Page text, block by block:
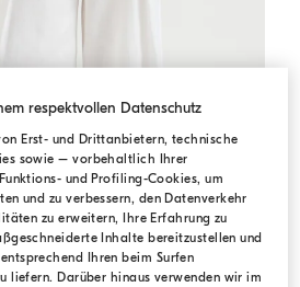
respektvollen Datenschutz
Erst- und Drittanbietern, technische
sowie – vorbehaltlich Ihrer
und Profiling-Cookies, um
und zu verbessern, den Datenverkehr
zu erweitern, Ihre Erfahrung zu
Inhalte bereitzustellen und
Ihren beim Surfen
liefern. Darüber hinaus verwenden wir im